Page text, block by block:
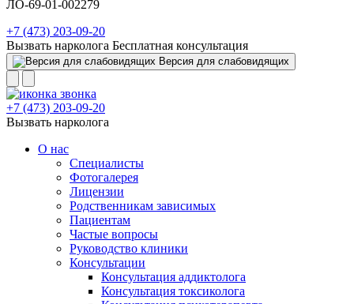
ЛО-69-01-002279
+7 (473) 203-09-20
Вызвать нарколога Бесплатная консультация
Версия для слабовидящих
+7 (473) 203-09-20
Вызвать нарколога
О нас
Специалисты
Фотогалерея
Лицензии
Родственникам зависимых
Пациентам
Частые вопросы
Руководство клиники
Консультации
Консультация аддиктолога
Консультация токсиколога